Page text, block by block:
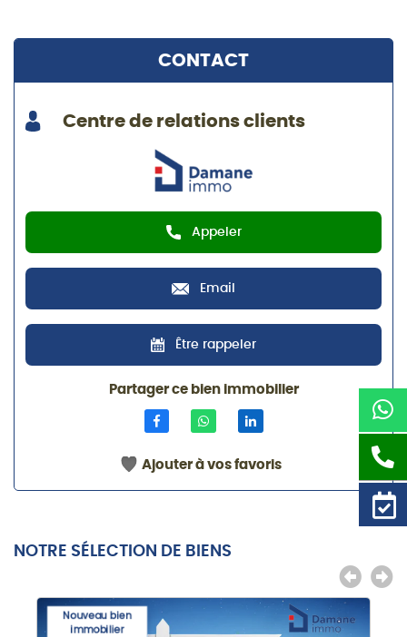
CONTACT
Centre de relations clients
Appeler
Email
Être rappeler
Partager ce bien immobilier
Ajouter à vos favoris
NOTRE SÉLECTION DE BIENS
Nouveau bien
immobilier